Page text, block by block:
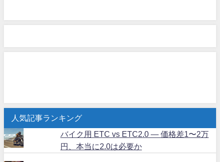
人気記事ランキング
バイク用 ETC vs ETC2.0 ― 価格差1〜2万
円、本当に2.0は必要か